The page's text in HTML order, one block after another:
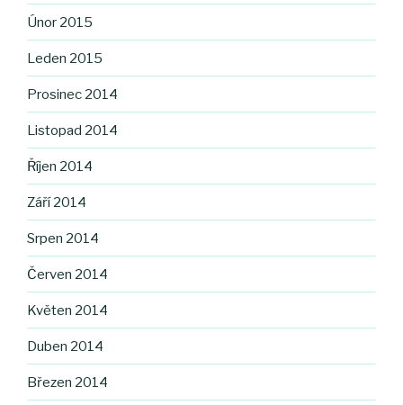
Únor 2015
Leden 2015
Prosinec 2014
Listopad 2014
Říjen 2014
Září 2014
Srpen 2014
Červen 2014
Květen 2014
Duben 2014
Březen 2014